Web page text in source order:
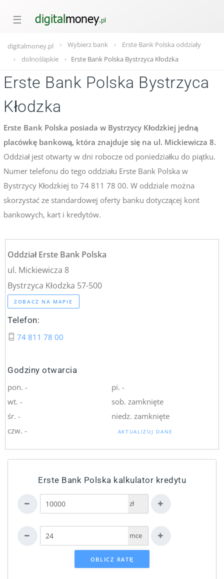
☰
digitalmoney.pl Wybierz bank
Erste Bank Polska oddziały
dolnośląskie
Erste Bank Polska Bystrzyca Kłodzka
Erste Bank Polska Bystrzyca
Kłodzka
Erste Bank Polska posiada w Bystrzycy Kłodzkiej jedną
placówkę bankową, która znajduje się na ul. Mickiewicza 8.
Oddział jest otwarty w dni robocze od poniedziałku do piątku.
Numer telefonu do tego oddziału Erste Bank Polska w
Bystrzycy Kłodzkiej to 74 811 78 00. W oddziale można
skorzystać ze standardowej oferty banku dotyczącej kont
bankowych, kart i kredytów.
Oddział Erste Bank Polska
ul. Mickiewicza 8
Bystrzyca Kłodzka 57-500
ZOBACZ NA MAPIE
Telefon:
74 811 78 00
Godziny otwarcia
pon. -
wt. -
śr. -
czw. -
pi. -
sob. zamknięte
niedz. zamknięte
AKTUALIZUJ DANE
Erste Bank Polska kalkulator kredytu
zł
mce